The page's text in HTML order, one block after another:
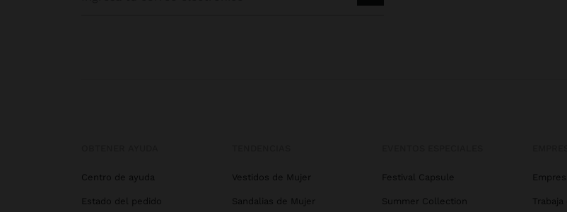
Centro de ayuda
Estado del pedido
Vestidos de Mujer
Sandalias de Mujer
Festival Capsule
Summer Collection